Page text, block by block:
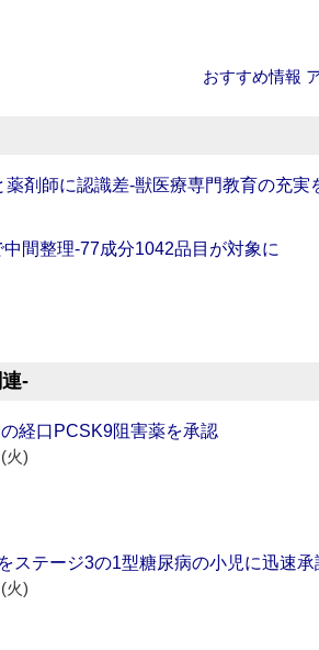
おすすめ情報
薬剤師に認識差‐獣医療専門教育の充実
間整理‐77成分1042品目が対象に
‐
経口PCSK9阻害薬を承認
火)
ステージ3の1型糖尿病の小児に迅速承
火)